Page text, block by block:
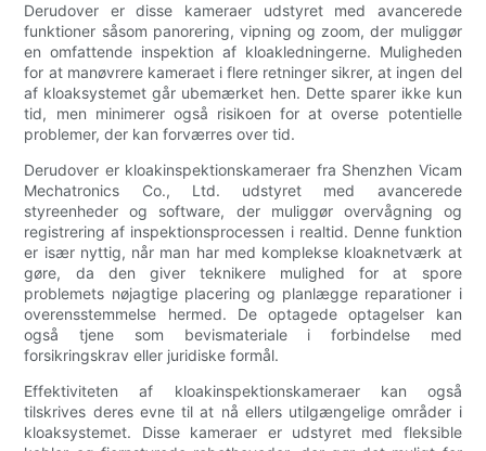
Derudover er disse kameraer udstyret med avancerede
funktioner såsom panorering, vipning og zoom, der muliggør
en omfattende inspektion af kloakledningerne. Muligheden
for at manøvrere kameraet i flere retninger sikrer, at ingen del
af kloaksystemet går ubemærket hen. Dette sparer ikke kun
tid, men minimerer også risikoen for at overse potentielle
problemer, der kan forværres over tid.
Derudover er kloakinspektionskameraer fra Shenzhen Vicam
Mechatronics Co., Ltd. udstyret med avancerede
styreenheder og software, der muliggør overvågning og
registrering af inspektionsprocessen i realtid. Denne funktion
er især nyttig, når man har med komplekse kloaknetværk at
gøre, da den giver teknikere mulighed for at spore
problemets nøjagtige placering og planlægge reparationer i
overensstemmelse hermed. De optagede optagelser kan
også tjene som bevismateriale i forbindelse med
forsikringskrav eller juridiske formål.
Effektiviteten af kloakinspektionskameraer kan også
tilskrives deres evne til at nå ellers utilgængelige områder i
kloaksystemet. Disse kameraer er udstyret med fleksible